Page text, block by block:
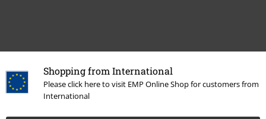
Shopping from International
Please click here to visit EMP Online Shop for customers from
International